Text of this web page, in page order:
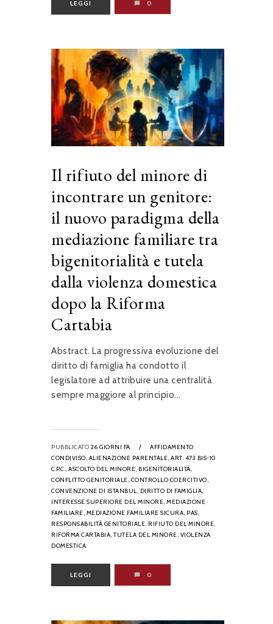
LEGGI 0
Il rifiuto del minore di
incontrare un genitore:
il nuovo paradigma della
mediazione familiare tra
bigenitorialità e tutela
dalla violenza domestica
dopo la Riforma
Cartabia
Abstract. La progressiva evoluzione del
diritto di famiglia ha condotto il
legislatore ad attribuire una centralità
sempre maggiore al principio...
PUBBLICATO 26 GIORNI FA /
AFFIDAMENTO
CONDIVISO, ALIENAZIONE PARENTALE, ART. 473 BIS-10
C.P.C., ASCOLTO DEL MINORE, BIGENITORIALITÀ,
CONFLITTO GENITORIALE, CONTROLLO COERCITIVO,
CONVENZIONE DI ISTANBUL, DIRITTO DI FAMIGLIA,
INTERESSE SUPERIORE DEL MINORE, MEDIAZIONE
FAMILIARE, MEDIAZIONE FAMILIARE SICURA, PAS,
RESPONSABILITÀ GENITORIALE, RIFIUTO DEL MINORE,
RIFORMA CARTABIA, TUTELA DEL MINORE, VIOLENZA
DOMESTICA
LEGGI 0